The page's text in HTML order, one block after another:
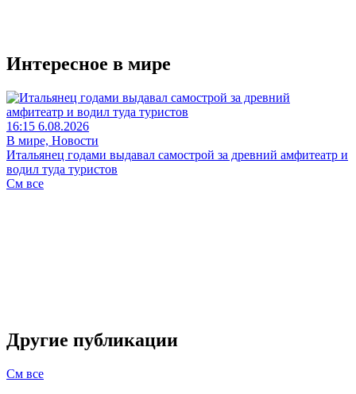
Интересное в мире
16:15 6.08.2026
В мире, Новости
Итальянец годами выдавал самострой за древний амфитеатр и
водил туда туристов
См все
Другие публикации
См все